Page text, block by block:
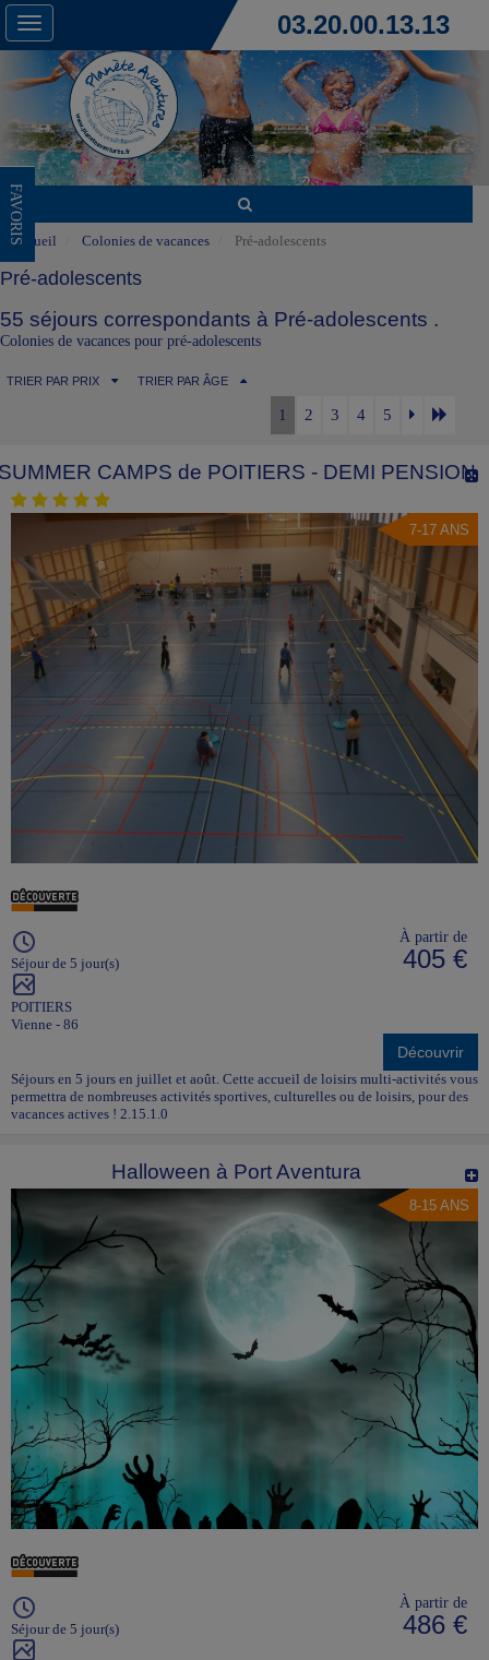
Toggle
navigation
03.20.00.13.13
FAVORIS
Accueil Colonies de vacances Pré-adolescents
Pré-adolescents
55 séjours correspondants à Pré-adolescents .
Colonies de vacances pour pré-adolescents
TRIER PAR PRIX TRIER PAR ÂGE
1 2 3 4 5
CAMPS de POITIERS - DEMI PENSION
7-17 ANS
Séjour de 5 jour(s)
POITIERS
Vienne - 86
À partir de
405 €
Découvrir
Séjours en 5 jours en juillet et août. Cette accueil de loisirs multi-activités vous
permettra de nombreuses activités sportives, culturelles ou de loisirs, pour des
vacances actives ! 2.15.1.0
Halloween à Port Aventura
8-15 ANS
Séjour de 5 jour(s)
À partir de
486 €